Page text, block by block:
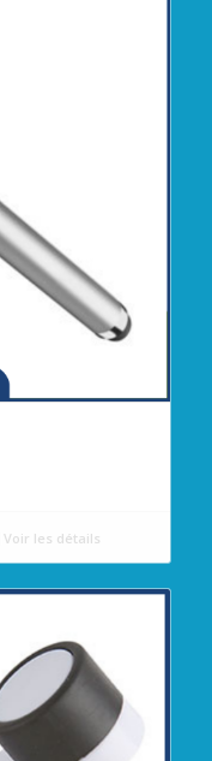
Voir les détails